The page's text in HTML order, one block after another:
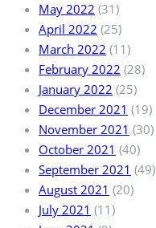
May 2022 (31)
April 2022 (25)
March 2022 (11)
February 2022 (28)
January 2022 (25)
December 2021 (19)
November 2021 (30)
October 2021 (40)
September 2021 (49)
August 2021 (20)
July 2021 (11)